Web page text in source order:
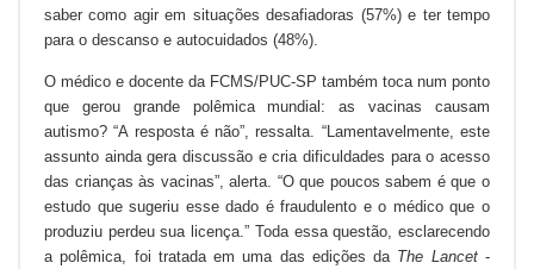
saber como agir em situações desafiadoras (57%) e ter tempo
para o descanso e autocuidados (48%).
O médico e docente da FCMS/PUC-SP também toca num ponto
que gerou grande polêmica mundial: as vacinas causam
autismo? “A resposta é não”, ressalta. “Lamentavelmente, este
assunto ainda gera discussão e cria dificuldades para o acesso
das crianças às vacinas”, alerta. “O que poucos sabem é que o
estudo que sugeriu esse dado é fraudulento e o médico que o
produziu perdeu sua licença.” Toda essa questão, esclarecendo
a polêmica, foi tratada em uma das edições da The Lancet-